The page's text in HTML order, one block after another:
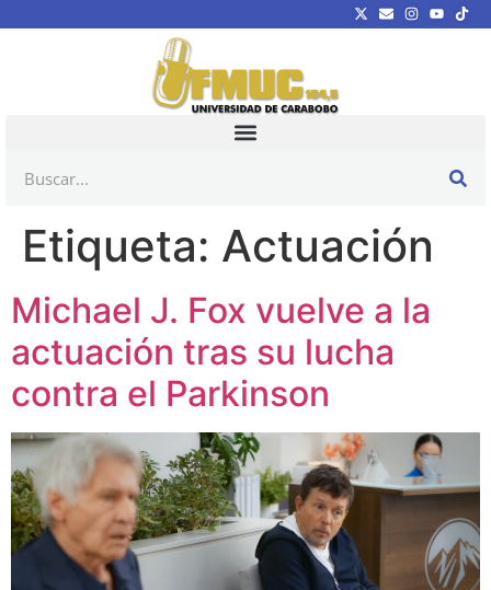
Etiqueta: Actuación
Michael J. Fox vuelve a la
actuación tras su lucha
contra el Parkinson